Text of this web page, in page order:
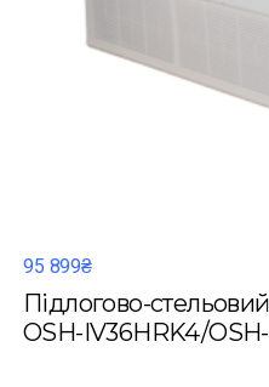
95 899₴
Підлогово-
OSH-IV36HRK4/